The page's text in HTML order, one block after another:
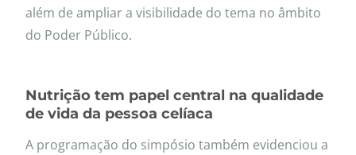
além de ampliar a visibilidade do tema no âmbito
do Poder Público.
Nutrição tem papel central na qualidade
de vida da pessoa celíaca
A programação do simpósio também evidenciou a